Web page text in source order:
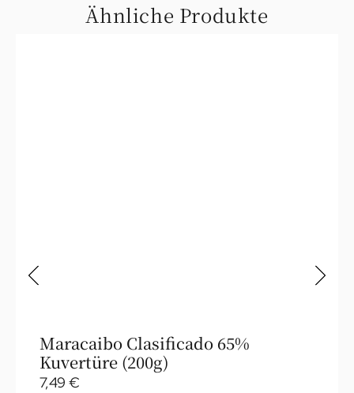
Ähnliche Produkte
Maracaibo Clasificado 65%
Kuvertüre (200g)
7,49 €